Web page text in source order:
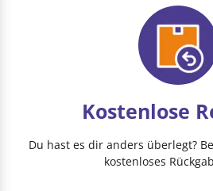
Kostenlose
Du hast es dir anders überlegt?
kostenloses